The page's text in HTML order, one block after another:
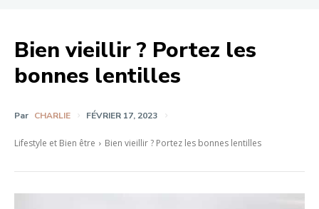
Bien vieillir ? Portez les
bonnes lentilles
Par CHARLIE FÉVRIER 17, 2023
Lifestyle et Bien être Bien vieillir ? Portez les bonnes lentilles